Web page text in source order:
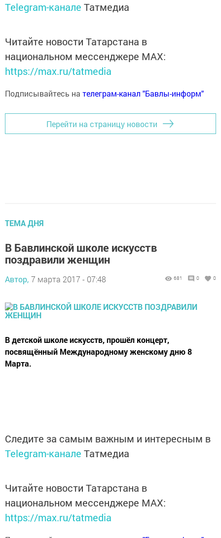
Telegram-канале Татмедиа
Читайте новости Татарстана в
национальном мессенджере MАХ:
https://max.ru/tatmedia
Подписывайтесь на телеграм-канал "Бавлы-информ"
Перейти на страницу новости
ТЕМА ДНЯ
В Бавлинской школе искусств
поздравили женщин
Автор, 7 марта 2017 - 07:48 681 0 0
В детской школе искусств, прошёл концерт,
посвящённый Международному женскому дню 8
Марта.
Следите за самым важным и интересным в
Telegram-канале Татмедиа
Читайте новости Татарстана в
национальном мессенджере MАХ:
https://max.ru/tatmedia